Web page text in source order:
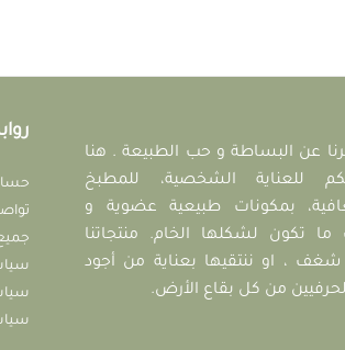
عن البساطة و حب الطبيعة . هنا
للعناية الشخصية، للمطبخ
بمكونات طبيعية عضوية و
تكون لشكلها الخام. منتجاتنا
، او ننتقيها بعناية من أجود
من كل بقاع الأرض.